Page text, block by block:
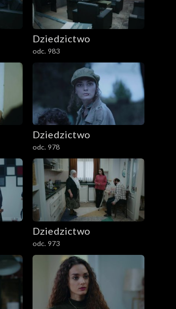
Dziedzictwo
odc. 983
Dziedzictwo
odc. 978
Dziedzictwo
odc. 973